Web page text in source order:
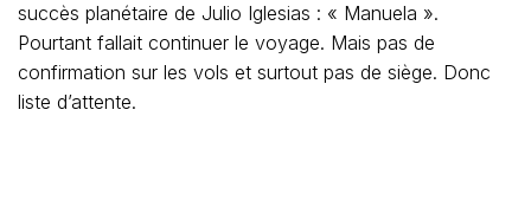
succès planétaire de Julio Iglesias : « Manuela ».
Pourtant fallait continuer le voyage. Mais pas de
confirmation sur les vols et surtout pas de siège. Donc
liste d’attente.